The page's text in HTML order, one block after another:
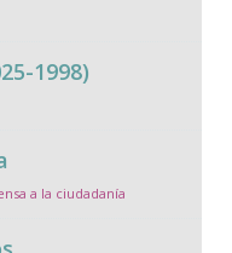
1998)
a la ciudadanía